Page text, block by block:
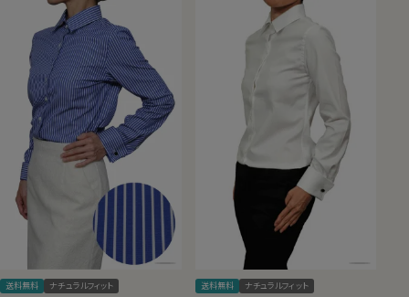
送料無料 ナチュラルフィット 送料無料 ナチュラルフィット